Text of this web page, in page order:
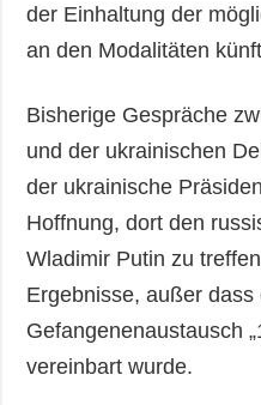
der Einhaltung der
an den Modalitäten
Bisherige Gespräche
und der ukrainischen
der ukrainische
Hoffnung, dort den
Wladimir Putin zu
Ergebnisse, außer dass
Gefangenenaustausch
vereinbart wurde.